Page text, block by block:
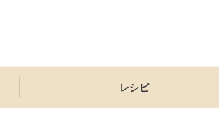
レシピ